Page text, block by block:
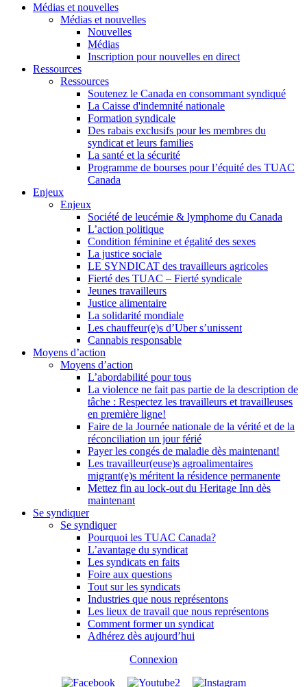
Médias et nouvelles
Médias et nouvelles
Nouvelles
Médias
Inscription pour nouvelles en direct
Ressources
Ressources
Soutenez le Canada en consommant syndiqué
La Caisse d'indemnité nationale
Formation syndicale
Des rabais exclusifs pour les membres du
syndicat et leurs families
La santé et la sécurité
Programme de bourses pour l’équité des TUAC
Canada
Enjeux
Enjeux
Société de leucémie & lymphome du Canada
L’action politique
Condition féminine et égalité des sexes
La justice sociale
LE SYNDICAT des travailleurs agricoles
Fierté des TUAC – Fierté syndicale
Jeunes travailleurs
Justice alimentaire
La solidarité mondiale
Les chauffeur(e)s d’Uber s’unissent
Cannabis responsable
Moyens d’action
Moyens d’action
L’abordabilité pour tous
La violence ne fait pas partie de la description de
tâche : Respectez les travailleurs et travailleuses
en première ligne!
Faire de la Journée nationale de la vérité et de la
réconciliation un jour férié
Payer les congés de maladie dès maintenant!
Les travailleur(euse)s agroalimentaires
migrant(e)s méritent la résidence permanente
Mettez fin au lock-out du Heritage Inn dès
maintenant
Se syndiquer
Se syndiquer
Pourquoi les TUAC Canada?
L’avantage du syndicat
Les syndicats en faits
Foire aux questions
Tout sur les syndicats
Industries que nous représentons
Les lieux de travail que nous représentons
Comment former un syndicat
Adhérez dès aujourd’hui
Connexion